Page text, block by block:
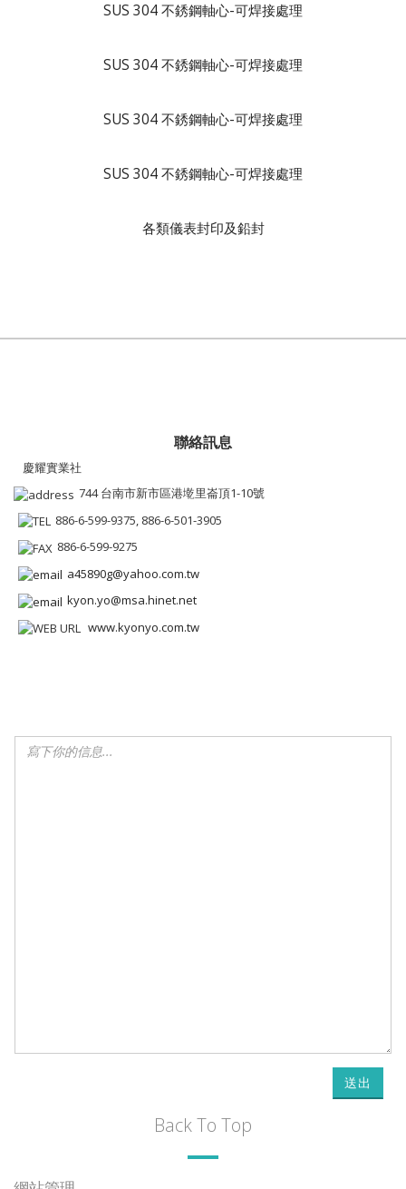
SUS 304 不銹鋼軸心-可焊接處理
SUS 304 不銹鋼軸心-可焊接處理
SUS 304 不銹鋼軸心-可焊接處理
SUS 304 不銹鋼軸心-可焊接處理
各類儀表封印及鉛封
聯絡訊息
慶耀實業社
744 台南市新市區港墘里崙頂1-10號
886-6-599-9375, 886-6-501-3905
886-6-599-9275
a45890g@yahoo.com.tw
kyon.yo@msa.hinet.net
www.kyonyo.com.tw
送出
Back To Top